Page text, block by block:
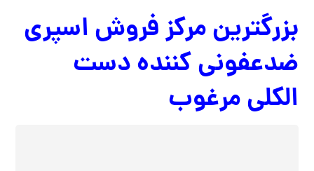
بزرگترین مرکز فروش اسپری
ضدعفونی کننده دست
الکلی مرغوب